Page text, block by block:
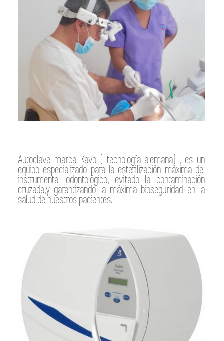
Autoclave marca Kavo ( tecnología alemana) , es un
equipo especializado para la esterilización máxima del
instrumental odontológico, evitado la contaminación
cruzada,y garantizando la máxima bioseguridad en la
salud de nuestros pacientes.